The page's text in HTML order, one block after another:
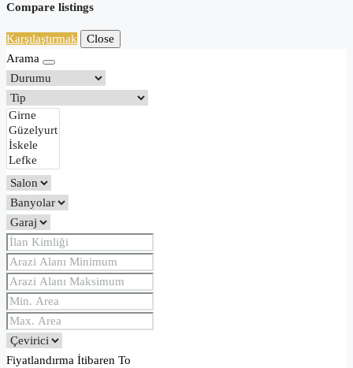
Compare listings
Karşılaştırmak
Close
Arama
Fiyatlandırma İtibaren To